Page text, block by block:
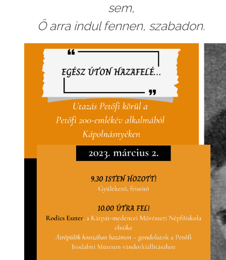
sem,
Ő arra indul fennen, szabadon.